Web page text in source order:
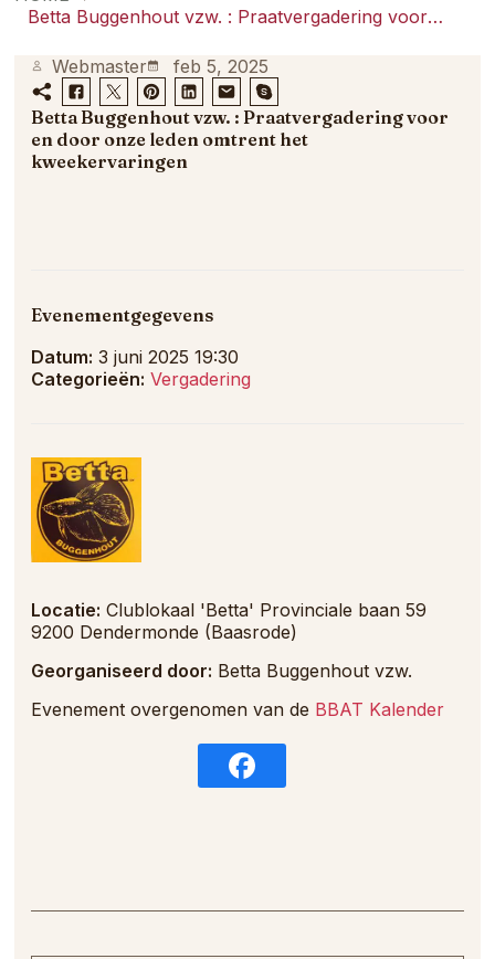
samenkomt.
Betta Buggenhout vzw. : Praatvergadering voor en door onze leden omtrent het kweekervaringen
Webmaster feb 5, 2025
Betta Buggenhout vzw. : Praatvergadering voor
en door onze leden omtrent het
kweekervaringen
Evenementgegevens
Datum: 3 juni 2025 19:30
Categorieën: Vergadering
Locatie: Clublokaal 'Betta' Provinciale baan 59
9200 Dendermonde (Baasrode)
Georganiseerd door: Betta Buggenhout vzw.
Evenement overgenomen van de BBAT Kalender